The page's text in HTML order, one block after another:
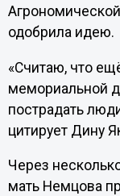
одобрила идею.
«Считаю, что
мемориальной
пострадать
цитирует Дину
Через
мать Немцова